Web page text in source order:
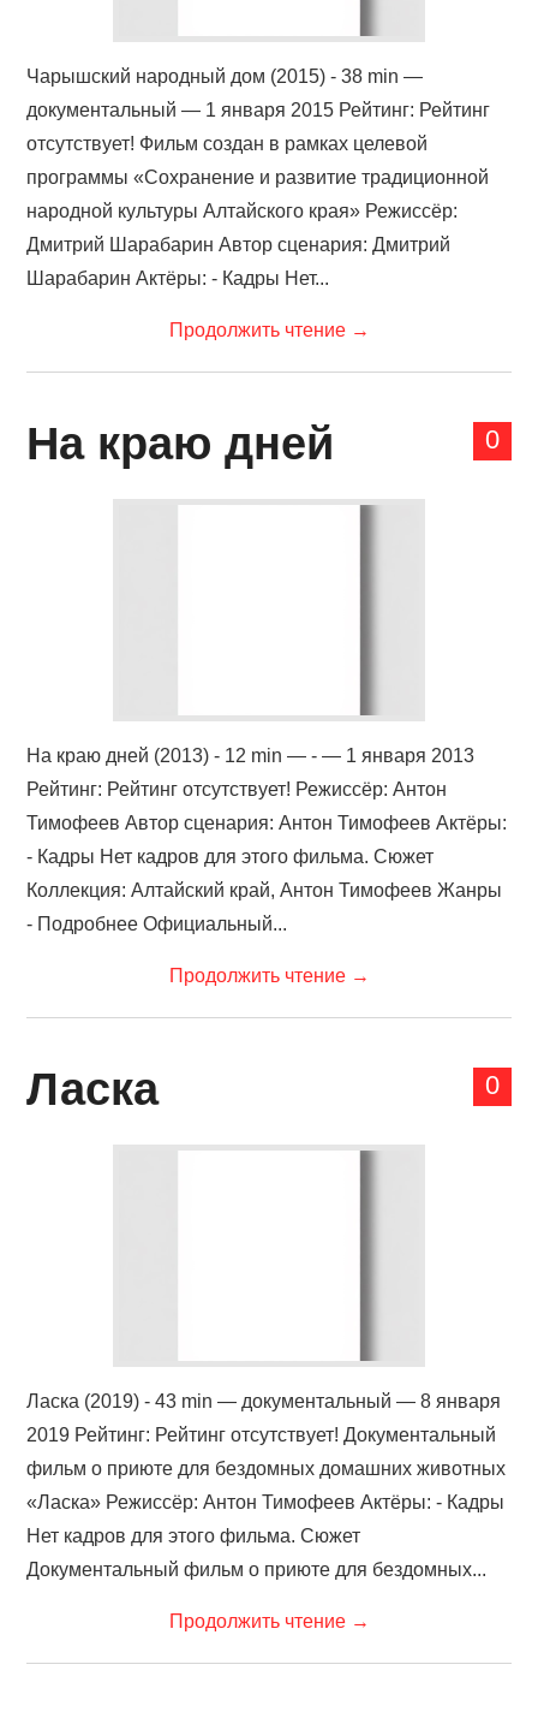
Чарышский народный дом (2015) - 38 min —
документальный — 1 января 2015 Рейтинг: Рейтинг
отсутствует! Фильм создан в рамках целевой
программы «Сохранение и развитие традиционной
народной культуры Алтайского края» Режиссёр:
Дмитрий Шарабарин Автор сценария: Дмитрий
Шарабарин Актёры: - Кадры Нет...
Продолжить чтение →
0
На краю дней
На краю дней (2013) - 12 min — - — 1 января 2013
Рейтинг: Рейтинг отсутствует! Режиссёр: Антон
Тимофеев Автор сценария: Антон Тимофеев Актёры:
- Кадры Нет кадров для этого фильма. Сюжет
Коллекция: Алтайский край, Антон Тимофеев Жанры
- Подробнее Официальный...
Продолжить чтение →
0
Ласка
Ласка (2019) - 43 min — документальный — 8 января
2019 Рейтинг: Рейтинг отсутствует! Документальный
фильм о приюте для бездомных домашних животных
«Ласка» Режиссёр: Антон Тимофеев Актёры: - Кадры
Нет кадров для этого фильма. Сюжет
Документальный фильм о приюте для бездомных...
Продолжить чтение →